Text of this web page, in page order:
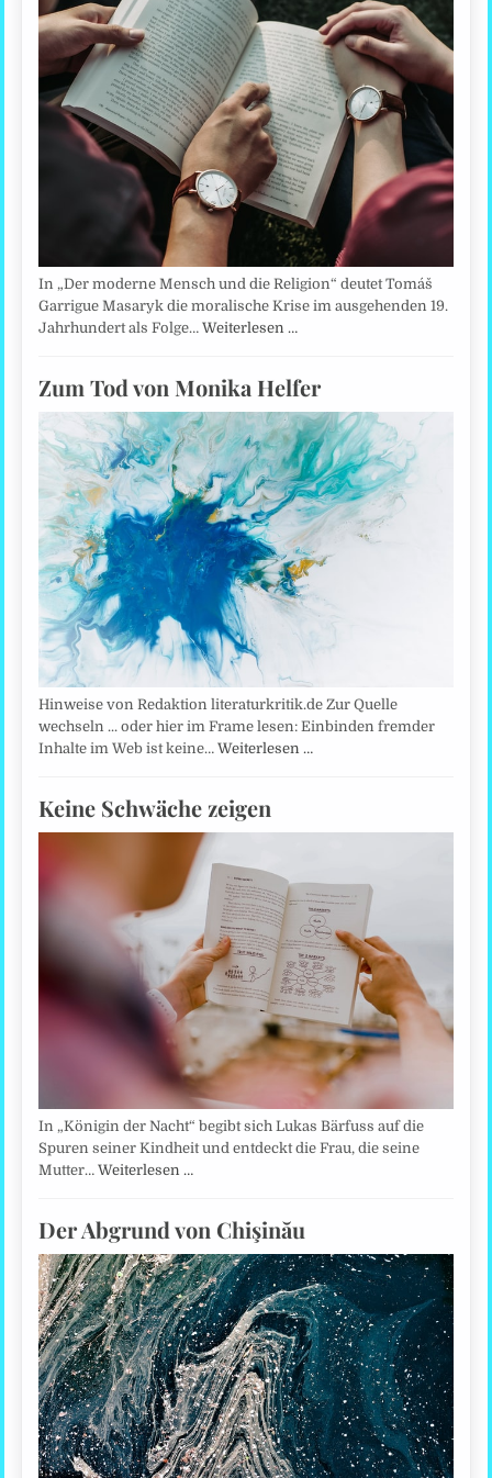
In „Der moderne Mensch und die Religion“ deutet Tomáš
Garrigue Masaryk die moralische Krise im ausgehenden 19.
Jahrhundert als Folge…Weiterlesen …
Zum Tod von Monika Helfer
Hinweise von Redaktion literaturkritik.de Zur Quelle
wechseln ... oder hier im Frame lesen: Einbinden fremder
Inhalte im Web ist keine…Weiterlesen …
Keine Schwäche zeigen
In „Königin der Nacht“ begibt sich Lukas Bärfuss auf die
Spuren seiner Kindheit und entdeckt die Frau, die seine
Mutter…Weiterlesen …
Der Abgrund von Chişinău